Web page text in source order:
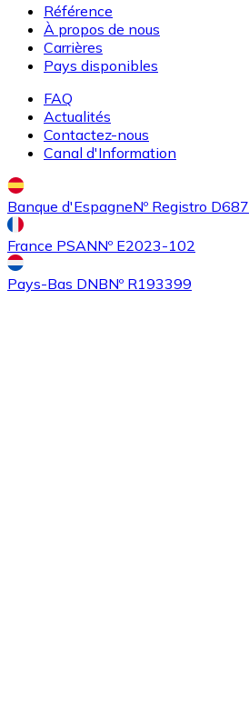
Référence
À propos de nous
Carrières
Pays disponibles
FAQ
Actualités
Contactez-nous
Canal d'Information
Banque d'EspagneNº Registro D687
France PSANNº E2023-102
Pays-Bas DNBNº R193399